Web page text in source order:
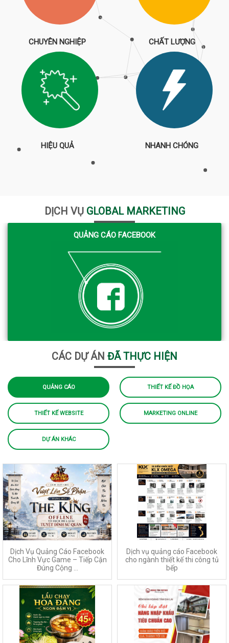
CHUYÊN NGHIỆP CHẤT LƯỢNG
HIỆU QUẢ NHANH CHÓNG
DỊCH VỤGLOBAL MARKETING
QUẢNG CÁO FACEBOOK
CÁC DỰ ÁN ĐÃ THỰC HIỆN
QUẢNG CÁO THIẾT KẾ ĐỒ HỌA
THIẾT KẾ WEBSITE MARKETING ONLINE
DỰ ÁN KHÁC
Dịch Vụ Quảng Cáo Facebook
Cho Lĩnh Vực Game – Tiếp Cận
Đúng Cộng ...
Dịch vụ quảng cáo Facebook
cho ngành thiết kế thi công tủ
bếp